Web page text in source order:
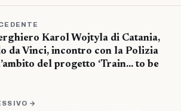
Karol Wojtyla di Catania,
da Vinci, incontro con la Polizia
del progetto ‘Train… to be
→